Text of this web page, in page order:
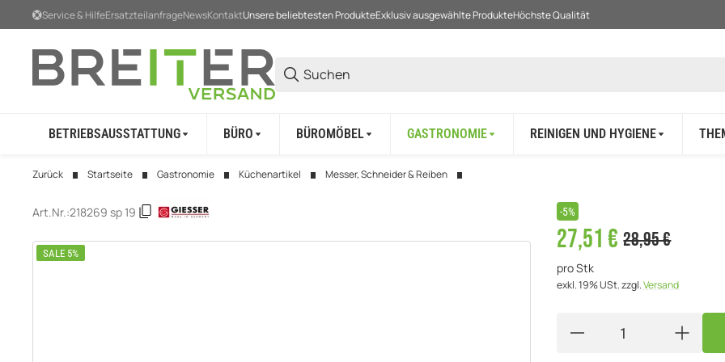
Service & HilfeErsatzteilanfrageNewsKontaktUnsere beliebtesten ProdukteExklusiv ausgewählte ProdukteHöchste Qualität
BETRIEBSAUSSTATTUNG BÜRO BÜROMÖBEL GASTRONOMIE REINIGEN UND HYGIENE
Zurück Startseite Gastronomie Küchenartikel Messer, Schneider & Reiben
Art.Nr.:218269 sp 19
SALE 5%
-5%
27,51 € 28,95 €
pro Stk
exkl. 19% USt.zzgl.Versand